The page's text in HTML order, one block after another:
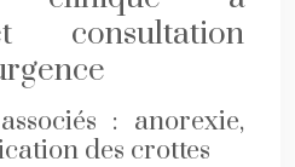
consultation
: anorexie,
des crottes